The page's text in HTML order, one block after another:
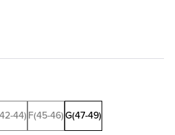
44)F(45-46)G(47-49)